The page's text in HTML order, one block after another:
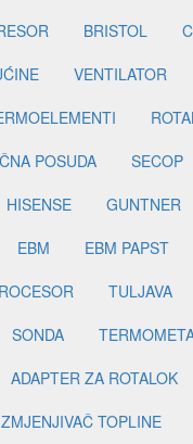
BRISTOL
VENTILATOR
POSUDA SECOP
HISENSE GUNTNER
EBM EBM PAPST
TULJAVA
SONDA
ADAPTER ZA ROTALOK
TOPLINE